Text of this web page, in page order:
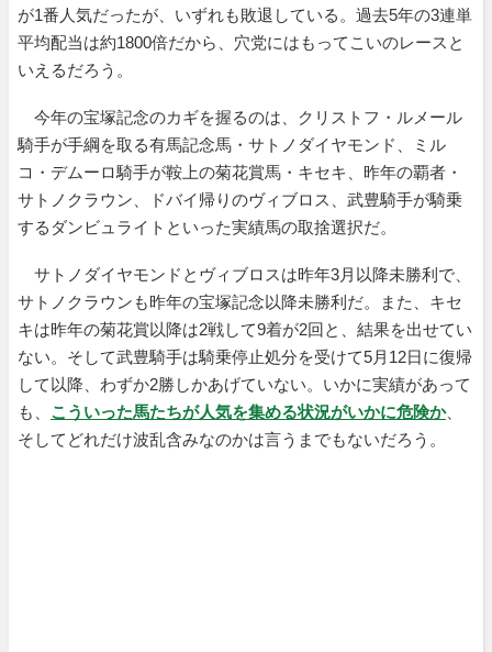
が1番人気だったが、いずれも敗退している。過去5年の3連単
平均配当は約1800倍だから、穴党にはもってこいのレースと
いえるだろう。
今年の宝塚記念のカギを握るのは、クリストフ・ルメール
騎手が手綱を取る有馬記念馬・サトノダイヤモンド、ミル
コ・デムーロ騎手が鞍上の菊花賞馬・キセキ、昨年の覇者・
サトノクラウン、ドバイ帰りのヴィブロス、武豊騎手が騎乗
するダンビュライトといった実績馬の取捨選択だ。
サトノダイヤモンドとヴィブロスは昨年3月以降未勝利で、
サトノクラウンも昨年の宝塚記念以降未勝利だ。また、キセ
キは昨年の菊花賞以降は2戦して9着が2回と、結果を出せてい
ない。そして武豊騎手は騎乗停止処分を受けて5月12日に復帰
して以降、わずか2勝しかあげていない。いかに実績があって
も、 こういった馬たちが人気を集める状況がいかに危険か、
そしてどれだけ波乱含みなのかは言うまでもないだろう。